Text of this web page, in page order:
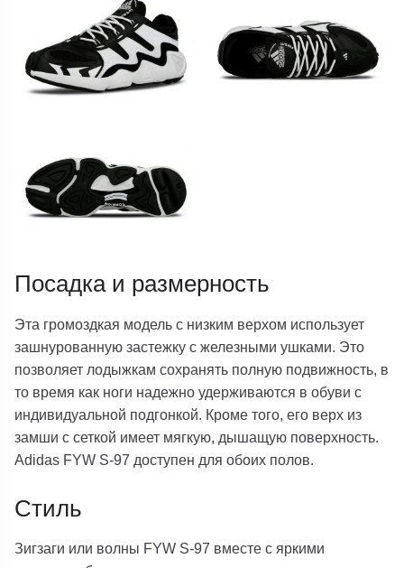
Посадка и размерность
Эта громоздкая модель с низким верхом использует
зашнурованную застежку с железными ушками. Это
позволяет лодыжкам сохранять полную подвижность, в
то время как ноги надежно удерживаются в обуви с
индивидуальной подгонкой. Кроме того, его верх из
замши с сеткой имеет мягкую, дышащую поверхность.
Adidas FYW S-97 доступен для обоих полов.
Стиль
Зигзаги или волны FYW S-97 вместе с яркими